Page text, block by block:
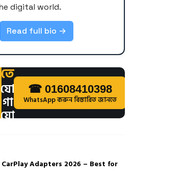
digital world.
Read full bio →
বি
জ্ঞা
পন
দি
তে
যো
গা
যো
ন
☎ 01608410398
WhatsApp করুন বিস্তারিত জানতে
Adapters 2026 – Best for